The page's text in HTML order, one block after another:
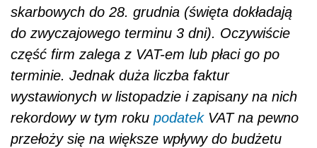
skarbowych do 28. grudnia (święta dokładają
do zwyczajowego terminu 3 dni). Oczywiście
część firm zalega z VAT-em lub płaci go po
terminie. Jednak duża liczba faktur
wystawionych w listopadzie i zapisany na nich
rekordowy w tym roku podatekVAT na pewno
przełoży się na większe wpływy do budżetu